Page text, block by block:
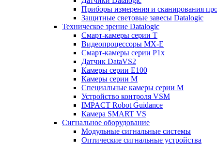
Приборы измерения и сканирования
Защитные световые завесы Datalogic
Техническое зрение Datalogic
Смарт-камеры серии T
Видеопроцессоры MX-E
Смарт-камеры серии P1x
Датчик DataVS2
Камеры серии E100
Камеры серии M
Специальные камеры серии M
Устройство контроля VSM
IMPACT Robot Guidance
Камера SMART VS
Cигнальное оборудование
Модульные сигнальные системы
Оптические сигнальные устройства